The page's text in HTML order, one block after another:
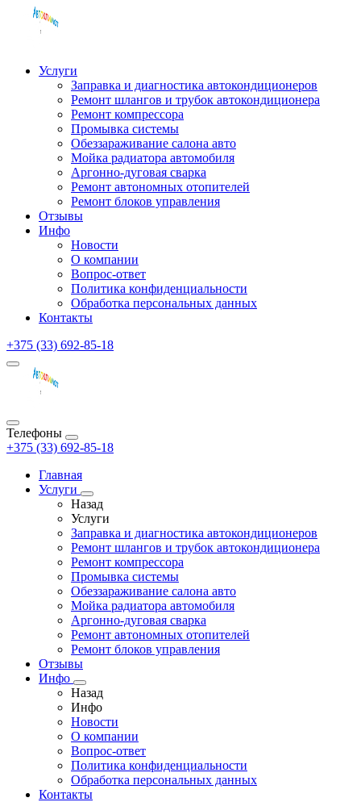
Услуги
Заправка и диагностика автокондиционеров
Ремонт шлангов и трубок автокондиционера
Ремонт компрессора
Промывка системы
Обеззараживание салона авто
Мойка радиатора автомобиля
Аргонно-дуговая сварка
Ремонт автономных отопителей
Ремонт блоков управления
Отзывы
Инфо
Новости
О компании
Вопрос-ответ
Политика конфиденциальности
Обработка персональных данных
Контакты
+375 (33) 692-85-18
Телефоны
+375 (33) 692-85-18
Главная
Услуги
Назад
Услуги
Заправка и диагностика автокондиционеров
Ремонт шлангов и трубок автокондиционера
Ремонт компрессора
Промывка системы
Обеззараживание салона авто
Мойка радиатора автомобиля
Аргонно-дуговая сварка
Ремонт автономных отопителей
Ремонт блоков управления
Отзывы
Инфо
Назад
Инфо
Новости
О компании
Вопрос-ответ
Политика конфиденциальности
Обработка персональных данных
Контакты